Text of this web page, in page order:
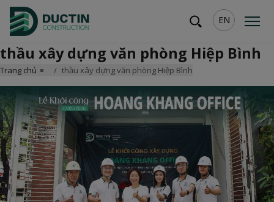
EN
thầu xây dựng văn phòng Hiệp Bình
Trang chủ thầu xây dựng văn phòng Hiệp Bình